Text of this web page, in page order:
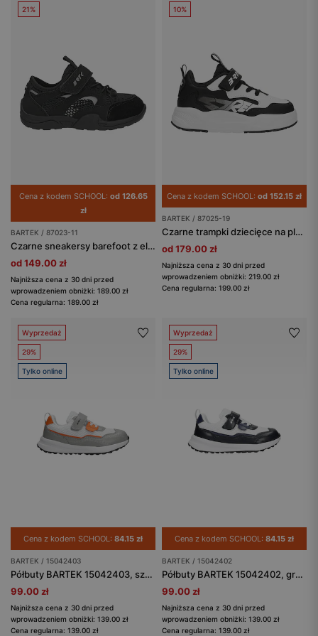
21%
Cena z kodem SCHOOL: od 126.65
zł
BARTEK / 87023-11
Czarne sneakersy barefoot z elastycznymi sznurowadłami BARTEK 87023-11
od 149.00 zł
Najniższa cena z 30 dni przed
wprowadzeniem obniżki: 189.00 zł
Cena regularna: 189.00 zł
10%
Cena z kodem SCHOOL: od 152.15 zł
BARTEK / 87025-19
Czarne trampki dziecięce na platformie BARTEK 87025-19
od 179.00 zł
Najniższa cena z 30 dni przed
wprowadzeniem obniżki: 219.00 zł
Cena regularna: 199.00 zł
Wyprzedaż
29%
Tylko online
Cena z kodem SCHOOL: 84.15 zł
BARTEK / 15042403
Półbuty BARTEK 15042403, szaro-biały
99.00 zł
Najniższa cena z 30 dni przed
wprowadzeniem obniżki: 139.00 zł
Cena regularna: 139.00 zł
Wyprzedaż
29%
Tylko online
Cena z kodem SCHOOL: 84.15 zł
BARTEK / 15042402
Półbuty BARTEK 15042402, granatowo-biały
99.00 zł
Najniższa cena z 30 dni przed
wprowadzeniem obniżki: 139.00 zł
Cena regularna: 139.00 zł